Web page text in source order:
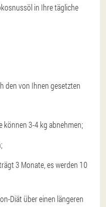
in Ihre tägliche
den von Ihnen gesetzten
können 3-4 kg abnehmen;
3 Monate, es werden 10
Diät über einen längeren